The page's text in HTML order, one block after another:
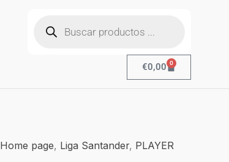
productos
€0,00 0
Cart
Home page, Liga Santander, PLAYER